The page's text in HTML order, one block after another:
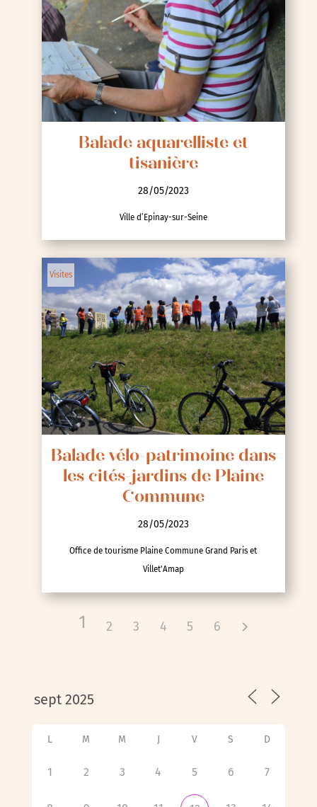
Balade aquarelliste et
tisanière
28/05/2023
Ville d’Epinay-sur-Seine
Visites
Balade vélo-patrimoine dans
les cités-jardins de Plaine
Commune
28/05/2023
Office de tourisme Plaine Commune Grand Paris et
Villet'Amap
1 2 3 4 5 6
L M M J V S D
1 2 3 4 5 6 7